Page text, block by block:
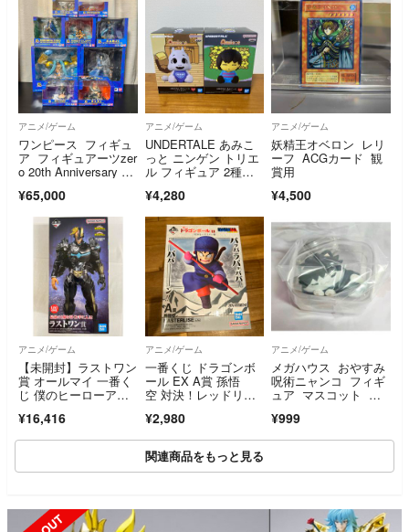
アニメ/ゲーム
ワンピース フィギュ
ア フィギュアーツzer
o 20th Anniversary フ
ロ ナミ サンジ
¥65,000
アニメ/ゲーム
UNDERTALE あみこ
っと ニンゲン トリエ
ル フィギュア 2種セ
¥4,280
アニメ/ゲーム
妖精王オベロン レリ
ーフ ACGカード 観
賞用
¥4,500
アニメ/ゲーム
【未開封】ラストワン
賞 オールマイ 一番く
じ 僕のヒーローアカ
を差し伸べ続ける物
語-
¥16,416
アニメ/ゲーム
一番くじ ドラゴンボ
ール EX A賞 孫悟
空 対決！レッドリボ
¥2,980
アニメ/ゲーム
メガハウス おやすみ
呪術ニャンコ フィギ
ュア マスコット 伏
ゃんこ
¥999
関連商品をもっと見る
SOLD OUT